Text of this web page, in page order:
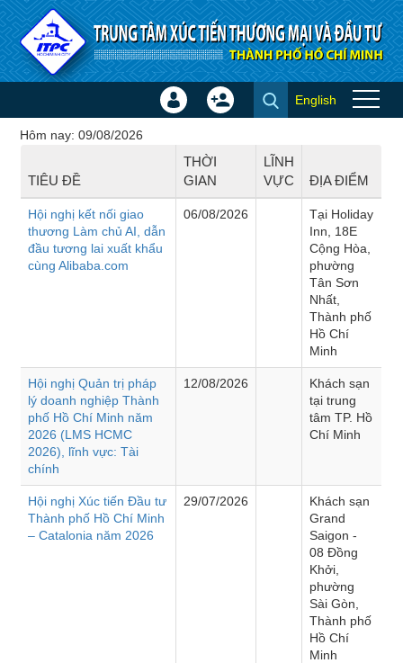
Truy cập nội dung luôn
Hội thảo - Đào tạo
Đăng
Tạo
English
Hôm nay: 09/08/2026
TIÊU ĐỀ
THỜI
GIAN
LĨNH
VỰC
ĐỊA ĐIỂM
Hội nghị kết nối giao
thương Làm chủ AI, dẫn
đầu tương lai xuất khẩu
cùng Alibaba.com
06/08/2026
Tại Holiday
Inn, 18E
Cộng Hòa,
phường
Tân Sơn
Nhất,
Thành phố
Hồ Chí
Minh
Hội nghị Quản trị pháp
lý doanh nghiệp Thành
phố Hồ Chí Minh năm
2026 (LMS HCMC
2026), lĩnh vực: Tài
chính
12/08/2026
Khách sạn
tại trung
tâm TP. Hồ
Chí Minh
Hội nghị Xúc tiến Đầu tư
Thành phố Hồ Chí Minh
– Catalonia năm 2026
29/07/2026
Khách sạn
Grand
Saigon -
08 Đồng
Khởi,
phường
Sài Gòn,
Thành phố
Hồ Chí
Minh